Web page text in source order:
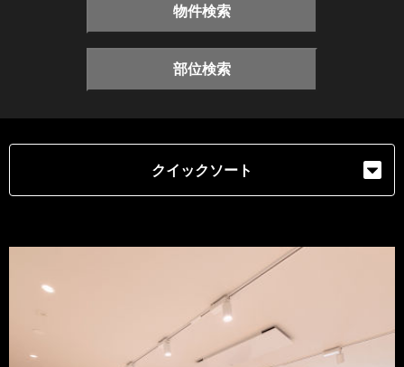
物件検索
部位検索
クイックソート